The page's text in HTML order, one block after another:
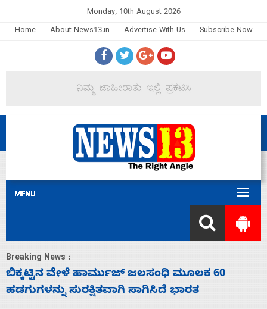
Monday, 10th August 2026
Home
About News13.in Advertise With Us Subscribe Now
Breaking News :
ನಾಗೇಂದ್ರ ರಾಜೀನಾಮೆ ಕೊಡದಿದ್ದರೆ ಸದನ ನಡೆಸಲು
ಬಿಡೆವು: ಛಲವಾದಿ ನಾರಾಯಣಸ್ವಾಮಿ